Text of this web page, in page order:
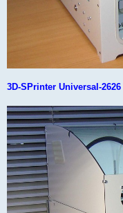
3D-SPrinter Universal-2626